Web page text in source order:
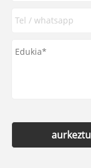
aurkeztu